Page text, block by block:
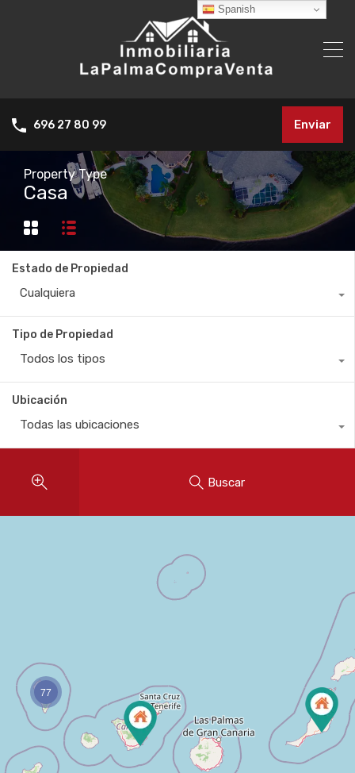
696 27 80 99 Enviar
Property Type
Casa
Estado de Propiedad
Cualquiera
Tipo de Propiedad
Todos los tipos
Ubicación
Todas las ubicaciones
Buscar
77
Spanish